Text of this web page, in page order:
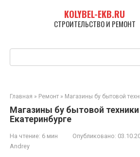
KOLYBEL-EKB.RU
СТРОИТЕЛЬСТВО И РЕМОНТ
Главная » Ремонт » Магазины бу бытовой
Магазины бу бытовой
Екатеринбурге
На чтение: 6 мин Опубликовано:
Andrey